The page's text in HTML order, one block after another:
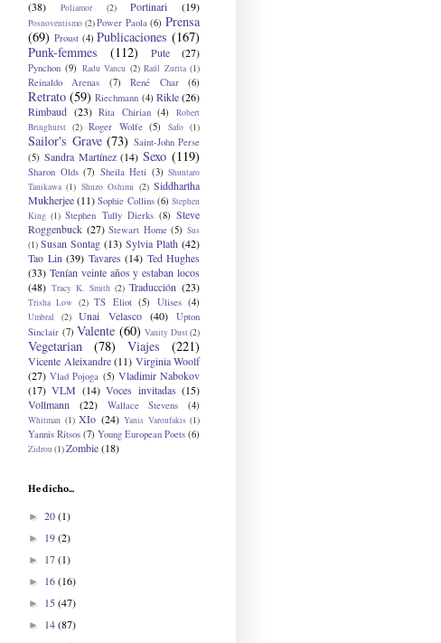
(38)
Poliamor (2) Portinari (19)
Posnoventismo (2) Power Paola (6) Prensa
(69) Proust (4) Publicaciones (167)
Punk-femmes
(112) Pute (27)
Pynchon (9) Radu Vancu (2) Raúl Zurita (1)
Reinaldo Arenas (7) René Char (6)
Retrato (59) Riechmann (4) Rikle (26)
Rimbaud (23) Rita Chirian (4)
Robert
Bringhurst (2) Roger Wolfe (5) Safo (1)
Sailor's Grave (73) Saint-John Perse
(5) Sandra Martínez (14) Sexo (119)
Sharon Olds (7) Sheila Heti (3) Shuntaro
Tanikawa (1) Shuzo Oshimi (2) Siddhartha
Mukherjee (11) Sophie Collins (6) Stephen
King (1) Stephen Tully Dierks (8) Steve
Roggenbuck (27) Stewart Home (5) Sus
(1) Susan Sontag (13) Sylvia Plath (42)
Tao Lin (39) Tavares (14) Ted Hughes
(33) Tenían veinte años y estaban locos
(48) Tracy K. Smith (2) Traducción (23)
Trisha Low (2) TS Eliot (5) Ulises (4)
Umbral (2) Unai Velasco (40)
Upton
Sinclair (7) Valente (60) Vanity Dust(2)
Vegetarian (78) Viajes (221)
Vicente Aleixandre (11) Virginia Woolf
(27) Vlad Pojoga (5) Vladimir Nabokov
(17) VLM (14) Voces invitadas (15)
Vollmann
(22) Wallace Stevens (4)
Whitman (1) XIo (24) Yanis Varoufakis (1)
Yannis Ritsos (7) Young European Poets (6)
Zidrou(1)Zombie(18)
He dicho...
► 20(1)
► 19(2)
► 17(1)
► 16(16)
► 15(47)
► 14(87)